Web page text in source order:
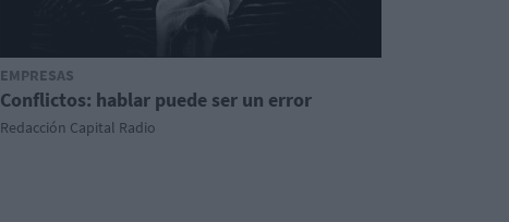
EMPRESAS
Conflictos: hablar puede ser un error
Redacción Capital Radio